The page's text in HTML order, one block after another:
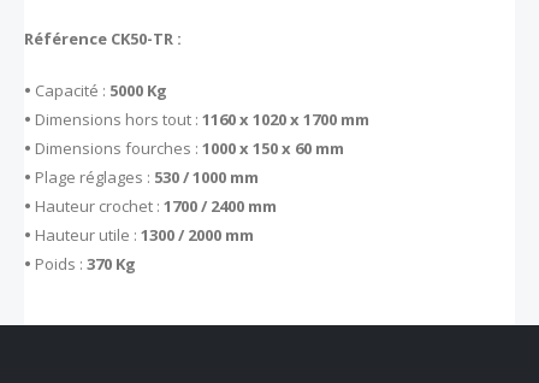
Référence CK50-TR :
• Capacité : 5000 Kg
• Dimensions hors tout : 1160 x 1020 x 1700 mm
• Dimensions fourches : 1000 x 150 x 60 mm
• Plage réglages : 530 / 1000 mm
• Hauteur crochet : 1700 / 2400 mm
• Hauteur utile : 1300 / 2000 mm
• Poids : 370 Kg